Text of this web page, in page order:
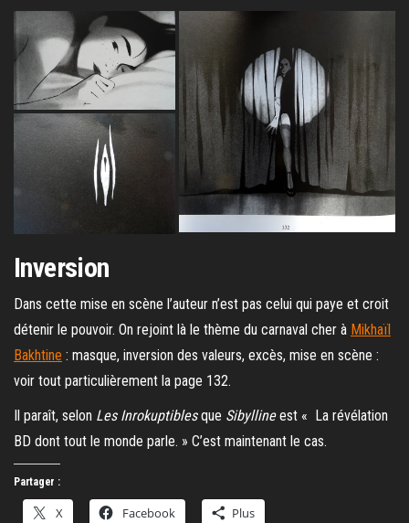
Inversion
Dans cette mise en scène l’auteur n’est pas celui qui paye et croit
détenir le pouvoir. On rejoint là le thème du carnaval cher à Mikhaïl
Bakhtine : masque, inversion des valeurs, excès, mise en scène :
voir tout particulièrement la page 132.
Il paraît, selon Les Inrokuptiblesque Sibyllineest « La révélation
BD dont tout le monde parle. » C’est maintenant le cas.
Partager :
X Facebook Plus